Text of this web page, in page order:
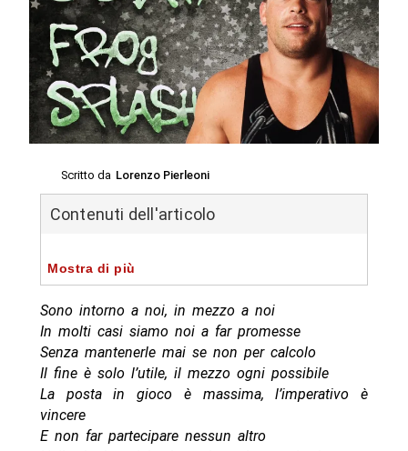
Scritto da Lorenzo Pierleoni
Contenuti dell'articolo
Mostra di più
Sono intorno a noi, in mezzo a noi
In molti casi siamo noi a far promesse
Senza mantenerle mai se non per calcolo
Il fine è solo l’utile, il mezzo ogni possibile
La posta in gioco è massima, l’imperativo è
vincere
E non far partecipare nessun altro